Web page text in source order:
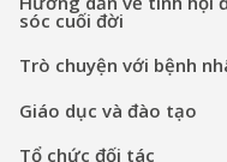
sóc cuối đời
Trò chuyện với bệnh
Giáo dục và đào tạo
Tổ chức đối tác